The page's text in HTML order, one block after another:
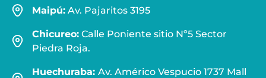
Maipú: Av. Pajaritos 3195
Chicureo: Calle Poniente sitio Nº5 Sector
Piedra Roja.
Huechuraba:Av. Américo Vespucio 1737 Mall